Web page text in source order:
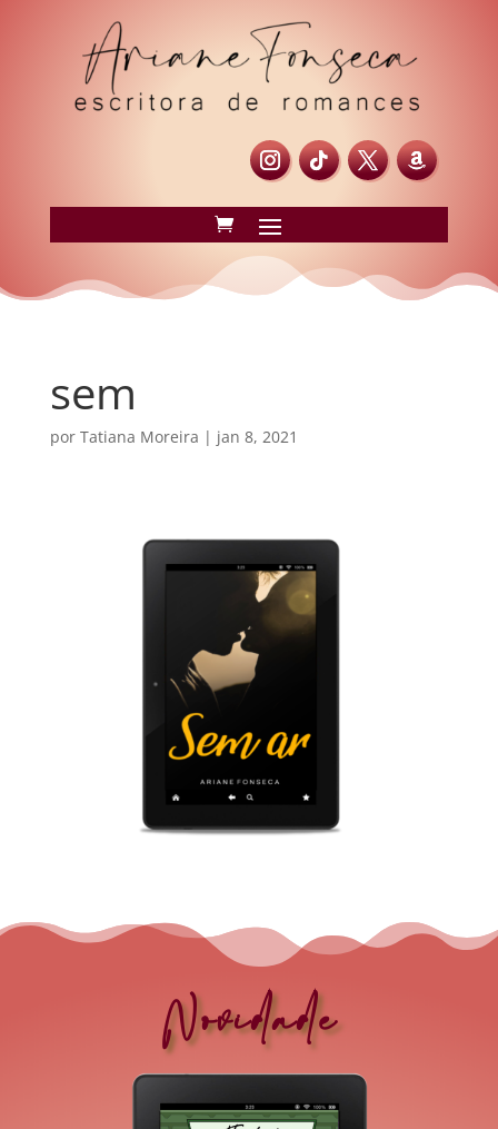
sem
por Tatiana Moreira | jan 8, 2021
Novidade